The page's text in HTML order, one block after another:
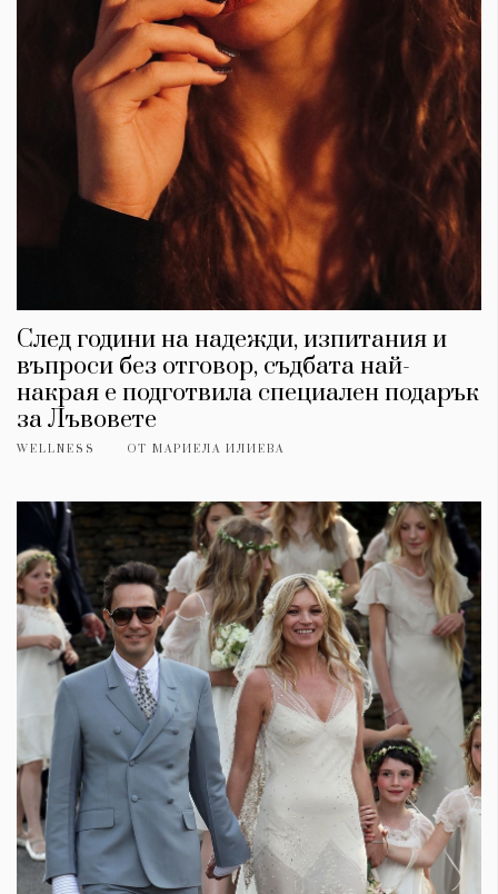
След години на надежди, изпитания и
въпроси без отговор, съдбата най-
накрая е подготвила специален подарък
за Лъвовете
WELLNESS ОТ МАРИЕЛА ИЛИЕВА